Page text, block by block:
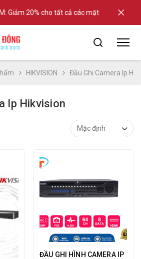
Giảm 20% cho tất cả các mặt hàng tại shop
HIKVISION Đầu Ghi Camera Ip
Ip Hikvision
ĐẦU GHI HÌNH CAMERA IP